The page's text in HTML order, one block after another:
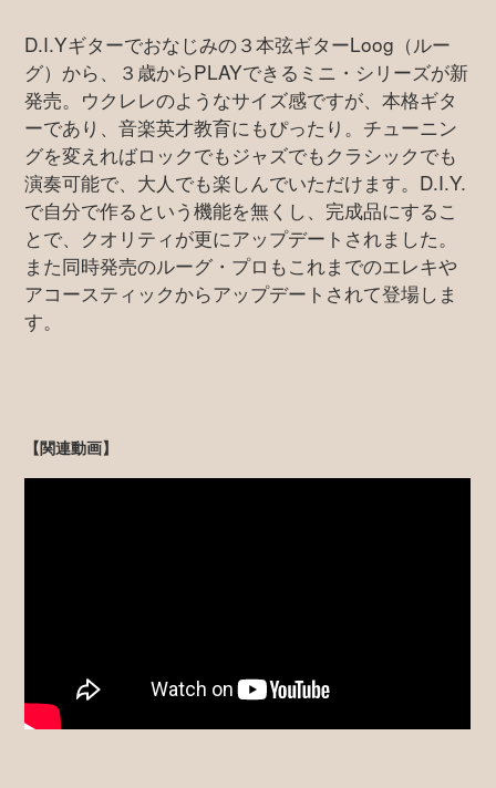
D.I.Yギターでおなじみの３本弦ギターLoog（ルー
グ）から、３歳からPLAYできるミニ・シリーズが新
発売。ウクレレのようなサイズ感ですが、本格ギタ
ーであり、音楽英才教育にもぴったり。チューニン
グを変えればロックでもジャズでもクラシックでも
演奏可能で、大人でも楽しんでいただけます。D.I.Y.
で自分で作るという機能を無くし、完成品にするこ
とで、クオリティが更にアップデートされました。
また同時発売のルーグ・プロもこれまでのエレキや
アコースティックからアップデートされて登場しま
す。
【関連動画】